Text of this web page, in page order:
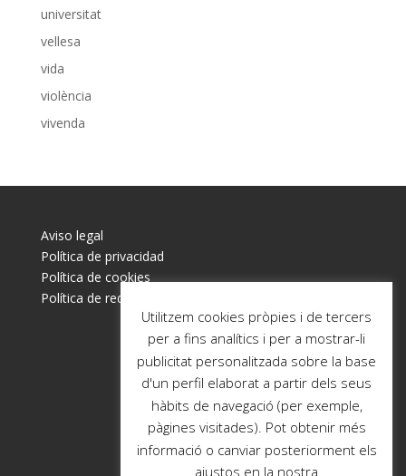
universitat
vellesa
vida
violència
vivenda
Aviso legal
Política de privacidad
Política de cookies
Política de redes sociales
Utilitzem cookies pròpies i de tercers
per a fins analítics i per a mostrar-li
publicitat personalitzada sobre la base
d'un perfil elaborat a partir dels seus
hàbits de navegació (per exemple,
pàgines visitades). Pot obtenir més
informació o canviar posteriorment els
ajustos en la nostra